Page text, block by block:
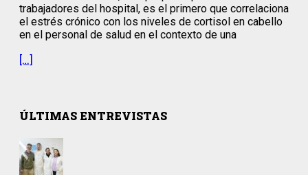
trabajadores del hospital, es el primero que correlaciona
el estrés crónico con los niveles de cortisol en cabello
en el personal de salud en el contexto de una
[…]
ÚLTIMAS ENTREVISTAS